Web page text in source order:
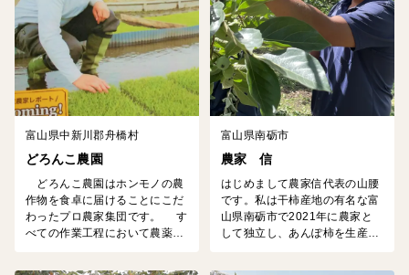
ます。みんなが幸せになれるト
マト作りを続けています。
富山県中新川郡舟橋村
どろんこ農園
どろんこ農園はホンモノの農
作物を食卓に届けることにこだ
わったプロ農家集団です。 す
べての作業工程において農薬・
富山県南砺市
農家 信
はじめまして農家信代表の山腰
です。私は干柿産地の有名な富
山県南砺市で2021年に農家と
して独立し、あんぽ柿を生産、